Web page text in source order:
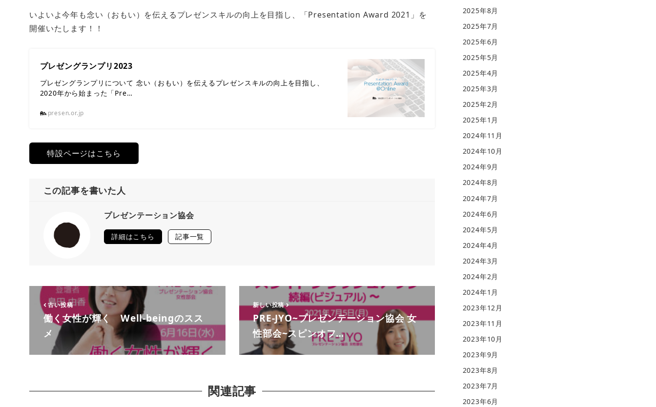
いよいよ今年も念い（おもい）を伝えるプレゼンスキルの向上を目指し、「Presentation Award 2021」を
開催いたします！！
プレゼングランプリ2023
プレゼングランプリについて 念い（おもい）を伝えるプレゼンスキルの向上を目指し、
2020年から始まった「Pre…
presen.or.jp
特設ページはこちら
この記事を書いた人
プレゼンテーション協会
詳細はこちら 記事一覧
古い投稿
働く女性が輝く Well-beingのスス
メ
新しい投稿
PRE-JYO~プレゼンテーション協会 女
性部会~スピンオフ…
関連記事
2025年8月
2025年7月
2025年6月
2025年5月
2025年4月
2025年3月
2025年2月
2025年1月
2024年11月
2024年10月
2024年9月
2024年8月
2024年7月
2024年6月
2024年5月
2024年4月
2024年3月
2024年2月
2024年1月
2023年12月
2023年11月
2023年10月
2023年9月
2023年8月
2023年7月
2023年6月